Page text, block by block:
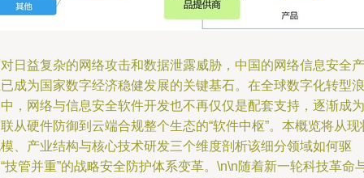
日益复杂的网络攻击和数据泄露威胁，中国的网络信息安全产
成为国家数字经济稳健发展的关键基石。在全球数字化转型浪
，网络与信息安全软件开发也不再仅仅是配套支持，逐渐成为
从硬件防御到云端合规整个生态的“软件中枢”。本概览将从现
、产业结构与核心技术研发三个维度剖析该细分领域如何驱
技管并重”的战略安全防护体系变革。\n\n随着新一轮科技革命